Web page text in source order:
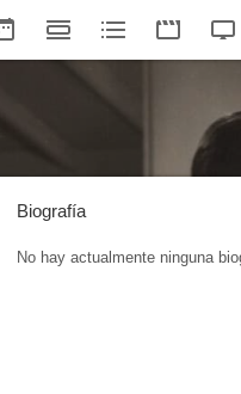
Biografía
No hay actualmente ninguna